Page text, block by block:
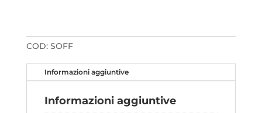
COD: SOFF
Informazioni aggiuntive
Informazioni aggiuntive